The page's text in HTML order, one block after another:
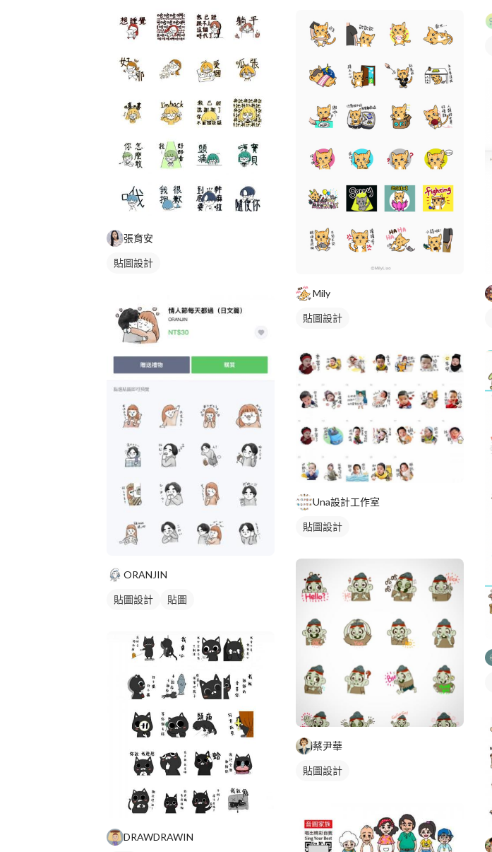
張育安
貼圖設計
ORANJIN
貼圖設計 貼圖
DRAWDRAWIN
Mily
貼圖設計
Una設計工作室
貼圖設計
蔡尹華
貼圖設計